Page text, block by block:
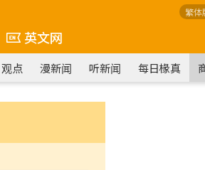
繁体
英文网
观点 漫新闻 听新闻 每日椽真